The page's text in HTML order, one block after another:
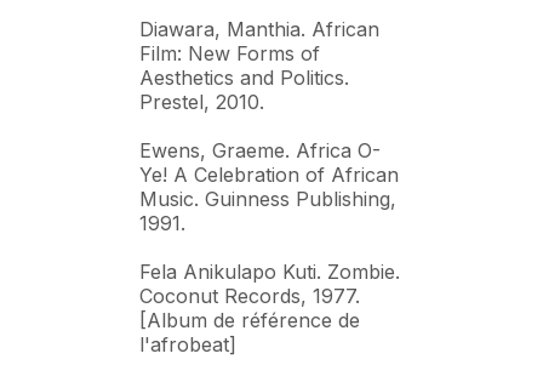
Diawara, Manthia. African
Film: New Forms of
Aesthetics and Politics.
Prestel, 2010.
Ewens, Graeme. Africa O-
Ye! A Celebration of African
Music. Guinness Publishing,
1991.
Fela Anikulapo Kuti. Zombie.
Coconut Records, 1977.
[Album de référence de
l'afrobeat]